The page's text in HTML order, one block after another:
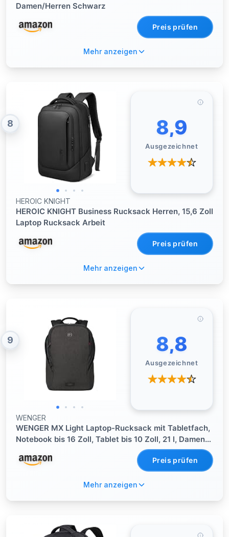
Damen/Herren Schwarz
Preis prüfen
Mehr anzeigen
8 8,9
Ausgezeichnet
HEROIC KNIGHT
HEROIC KNIGHT Business Rucksack Herren, 15,6 Zoll
Laptop Rucksack Arbeit
Preis prüfen
Mehr anzeigen
9 8,8
Ausgezeichnet
WENGER
WENGER MX Light Laptop-Rucksack mit Tabletfach,
Notebook bis 16 Zoll, Tablet bis 10 Zoll, 21 l, Damen
Herren, Business Uni Schulen Reisen, Grau, 611642
Preis prüfen
Mehr anzeigen